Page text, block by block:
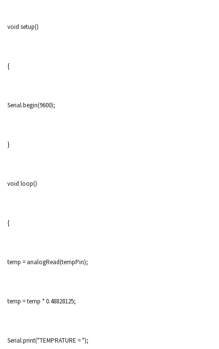
void setup()
{
Serial.begin(9600);
}
void loop()
{
temp = analogRead(tempPin);
temp = temp * 0.48828125;
Serial.print("TEMPRATURE = ");